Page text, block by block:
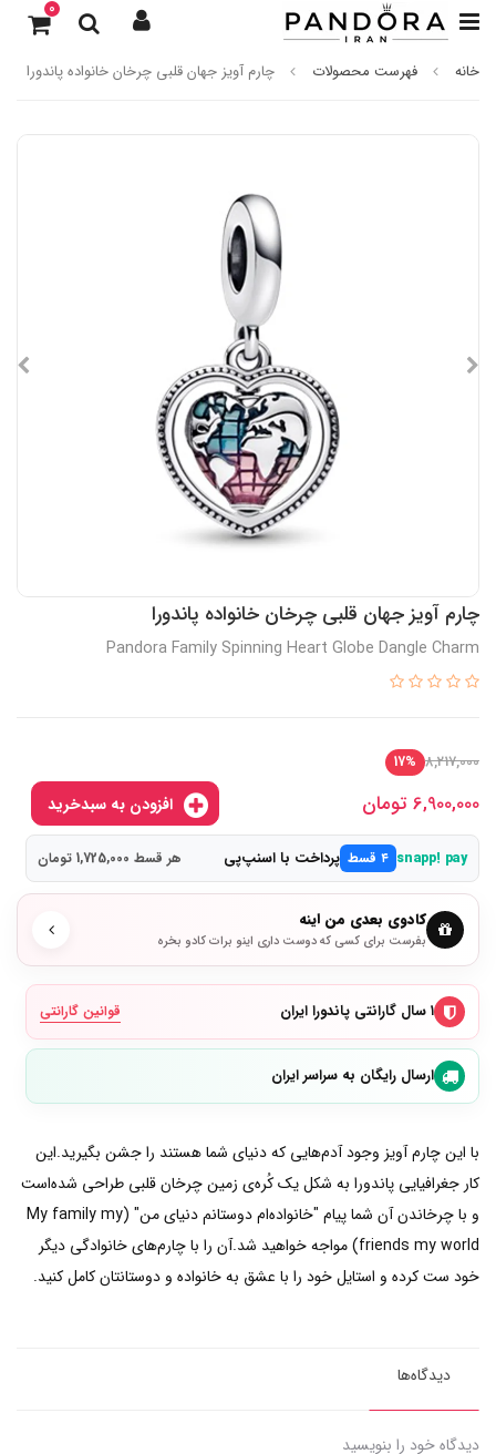
0
خانه فهرست محصولات چارم آویز جهان قلبی چرخان خانواده پاندورا
چارم آویز جهان قلبی چرخان خانواده پاندورا
Pandora Family Spinning Heart Globe Dangle Charm
8,217,000
17%
6,900,000 تومان
snapp! pay ۴ قسط پرداخت با اسنپ‌پی هر قسط 1,725,000 تومان
کادوی بعدی من اینه
بفرست برای کسی که دوست داری اینو برات کادو بخره
۱ سال گارانتی پاندورا ایران قوانین گارانتی
ارسال رایگان به سراسر ایران
با این چارم آویز وجود آدم‌هایی که دنیای شما هستند را جشن بگیرید.این
کار جغرافیایی پاندورا به شکل یک کُره‌ی زمین چرخان قلبی طراحی شده‌است
و با چرخاندن آن شما پیام "خانواده‌ام دوستانم دنیای من" (My family my
friends my world) مواجه خواهید شد.آن را با چارم‌های خانوادگی دیگر
خود ست کرده و استایل خود را با عشق به خانواده و دوستانتان کامل کنید.
دیدگاه‌ها
دیدگاه خود را بنویسید